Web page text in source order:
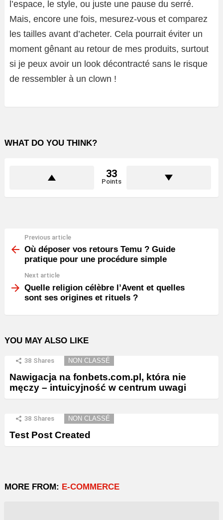
l’espace, le style, ou juste une pause du serré.
Mais, encore une fois, mesurez-vous et comparez
les tailles avant d’acheter. Cela pourrait éviter un
moment gênant au retour de mes produits, surtout
si je peux avoir un look décontracté sans le risque
de ressembler à un clown !
WHAT DO YOU THINK?
33
Points
more
Previous article
Où déposer vos retours Temu ? Guide
pratique pour une procédure simple
Next article
Quelle religion célèbre l’Avent et quelles
sont ses origines et rituels ?
YOU MAY ALSO LIKE
38 Shares NON CLASSÉ
Nawigacja na fonbets.com.pl, która nie
męczy – intuicyjność w centrum uwagi
38 Shares NON CLASSÉ
Test Post Created
MORE FROM: E-COMMERCE